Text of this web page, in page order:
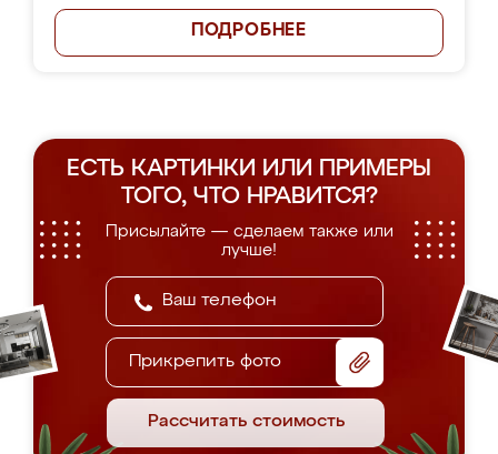
ПОДРОБНЕЕ
ЕСТЬ КАРТИНКИ ИЛИ ПРИМЕРЫ
ТОГО, ЧТО НРАВИТСЯ?
Присылайте — сделаем также или
лучше!
Прикрепить фото
Рассчитать стоимость